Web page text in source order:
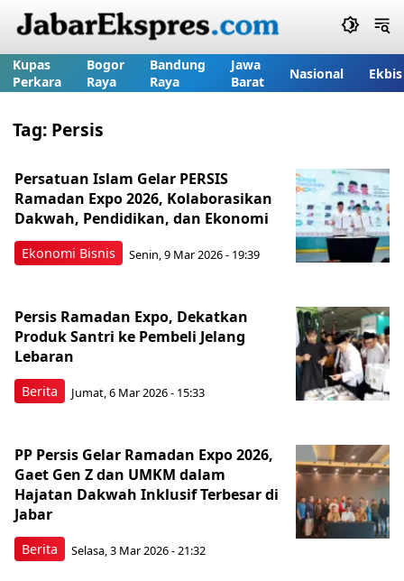
Kupas
Perkara
Bogor
Raya
Bandung
Raya
Jawa
Barat
Nasional Ekbis
Tag: Persis
Ekonomi Bisnis
Persatuan Islam Gelar PERSIS
Ramadan Expo 2026, Kolaborasikan
Dakwah, Pendidikan, dan Ekonomi
Senin, 9 Mar 2026 - 19:39
Berita
Persis Ramadan Expo, Dekatkan
Produk Santri ke Pembeli Jelang
Lebaran
Jumat, 6 Mar 2026 - 15:33
Berita
PP Persis Gelar Ramadan Expo 2026,
Gaet Gen Z dan UMKM dalam
Hajatan Dakwah Inklusif Terbesar di
Jabar
Selasa, 3 Mar 2026 - 21:32